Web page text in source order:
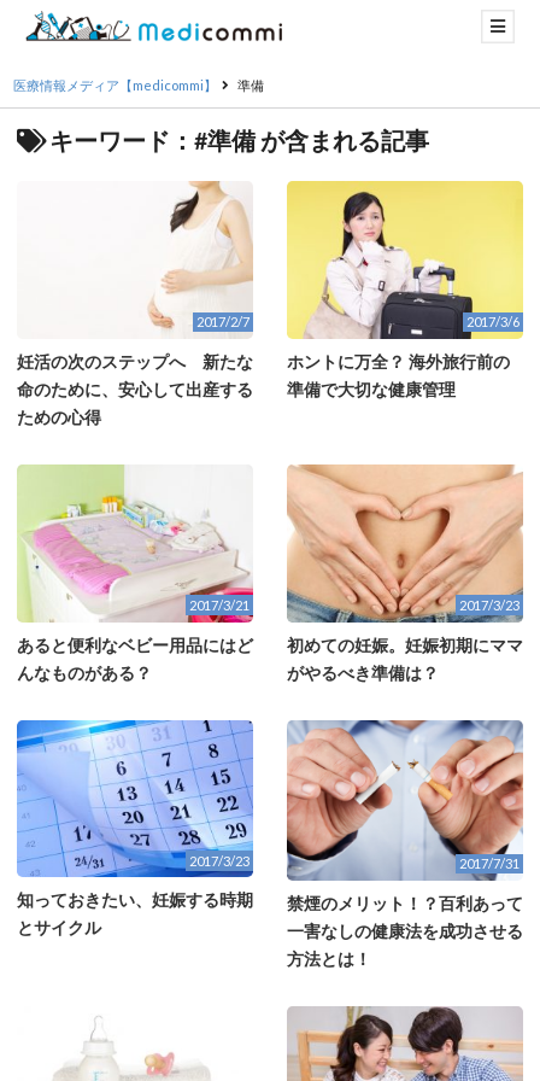
医療情報メディア【medicommi】 準備
キーワード：#準備 が含まれる記事
2017/2/7
妊活の次のステップへ 新たな
命のために、安心して出産する
ための心得
2017/3/6
ホントに万全？ 海外旅行前の
準備で大切な健康管理
2017/3/21
あると便利なベビー用品にはど
んなものがある？
2017/3/23
初めての妊娠。妊娠初期にママ
がやるべき準備は？
2017/3/23
知っておきたい、妊娠する時期
とサイクル
2017/7/31
禁煙のメリット！？百利あって
一害なしの健康法を成功させる
方法とは！